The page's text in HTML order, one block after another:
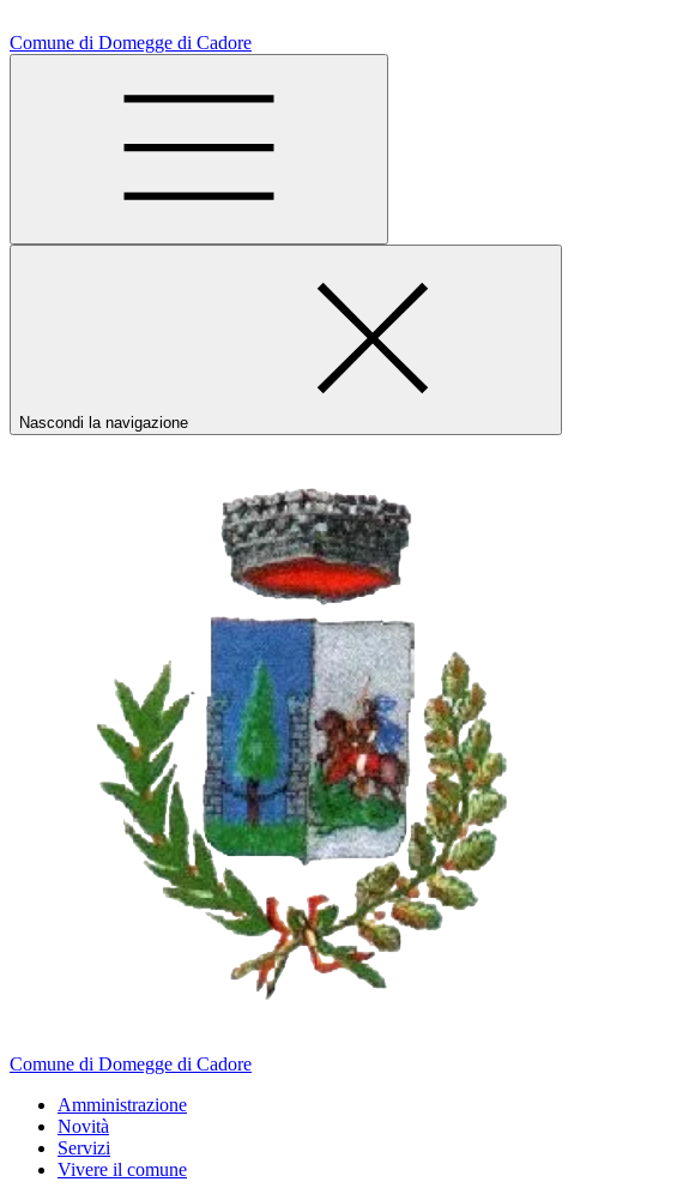
Comune di Domegge di Cadore
Nascondi la navigazione
Comune di Domegge di Cadore
Amministrazione
Novità
Servizi
Vivere il comune